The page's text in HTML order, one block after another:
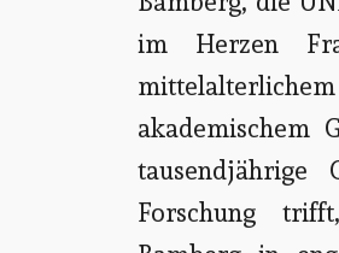
im Herzen
akademischem
tausendjährige
Forschung